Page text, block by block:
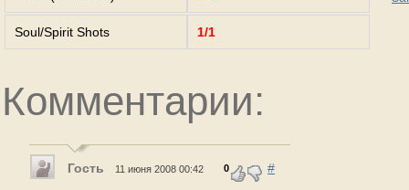
Soul/Spirit Shots 1/1
Комментарии:
Гость 11 июня 2008 00:42 0 #